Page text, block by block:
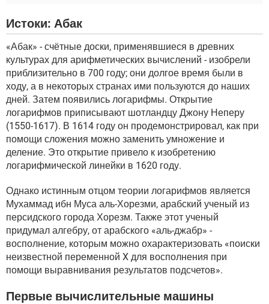
Истоки: Абак
«Абак» - счётные доски, применявшиеся в древних
культурах для арифметических вычислений - изобрели
приблизительно в 700 году; они долгое время были в
ходу, а в некоторых странах ими пользуются до наших
дней. Затем появились логарифмы. Открытие
логарифмов приписывают шотландцу Джону Неперу
(1550-1617). В 1614 году он продемонстрировал, как при
помощи сложения можно заменить умножение и
деление. Это открытие привело к изобретению
логарифмической линейки в 1620 году.
Однако истинным отцом теории логарифмов является
Мухаммад ибн Муса аль-Хорезми, арабский ученый из
персидского города Хорезм. Также этот ученый
придумал алгебру, от арабского «аль-джабр» -
восполнение, которым можно охарактеризовать «поиски
неизвестной переменной X для восполнения при
помощи выравнивания результатов подсчетов».
Первые вычислительные машины